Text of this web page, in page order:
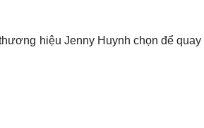
hiệu Jenny Huynh chọn để quay